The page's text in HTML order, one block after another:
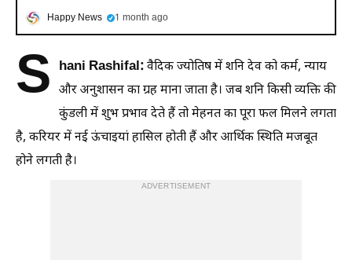
Happy News 1 month ago
S hani Rashifal:वैदिक ज्योतिष में शनि देव को कर्म, न्याय
और अनुशासन का ग्रह माना जाता है। जब शनि किसी व्यक्ति की
कुंडली में शुभ प्रभाव देते हैं तो मेहनत का पूरा फल मिलने लगता
है, करियर में नई ऊंचाइयां हासिल होती हैं और आर्थिक स्थिति मजबूत
होने लगती है।
ADVERTISEMENT